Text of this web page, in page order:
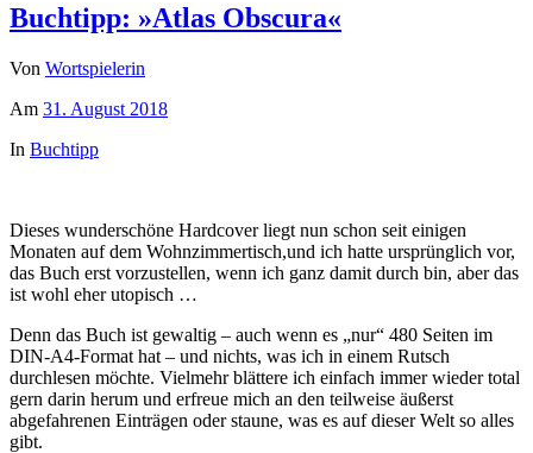
Buchtipp: »Atlas Obscura«
Von Wortspielerin
Am 31. August 2018
In Buchtipp
Dieses wunderschöne Hardcover liegt nun schon seit einigen
Monaten auf dem Wohnzimmertisch,und ich hatte ursprünglich vor,
das Buch erst vorzustellen, wenn ich ganz damit durch bin, aber das
ist wohl eher utopisch …
Denn das Buch ist gewaltig – auch wenn es „nur“ 480 Seiten im
DIN-A4-Format hat – und nichts, was ich in einem Rutsch
durchlesen möchte. Vielmehr blättere ich einfach immer wieder total
gern darin herum und erfreue mich an den teilweise äußerst
abgefahrenen Einträgen oder staune, was es auf dieser Welt so alles
gibt.